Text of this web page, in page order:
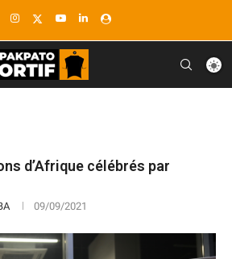
d’Afrique célébrés par
09/09/2021